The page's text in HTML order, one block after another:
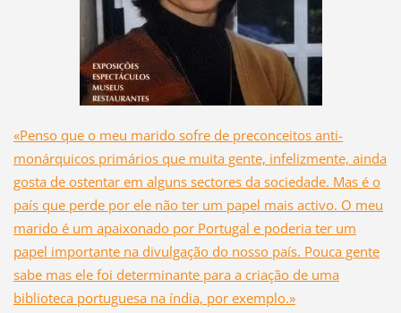
«Penso que o meu marido sofre de preconceitos anti-
monárquicos primários que muita gente, infelizmente, ainda
gosta de ostentar em alguns sectores da sociedade. Mas é o
país que perde por ele não ter um papel mais activo. O meu
marido é um apaixonado por Portugal e poderia ter um
papel importante na divulgação do nosso país. Pouca gente
sabe mas ele foi determinante para a criação de uma
biblioteca portuguesa na índia, por exemplo.»